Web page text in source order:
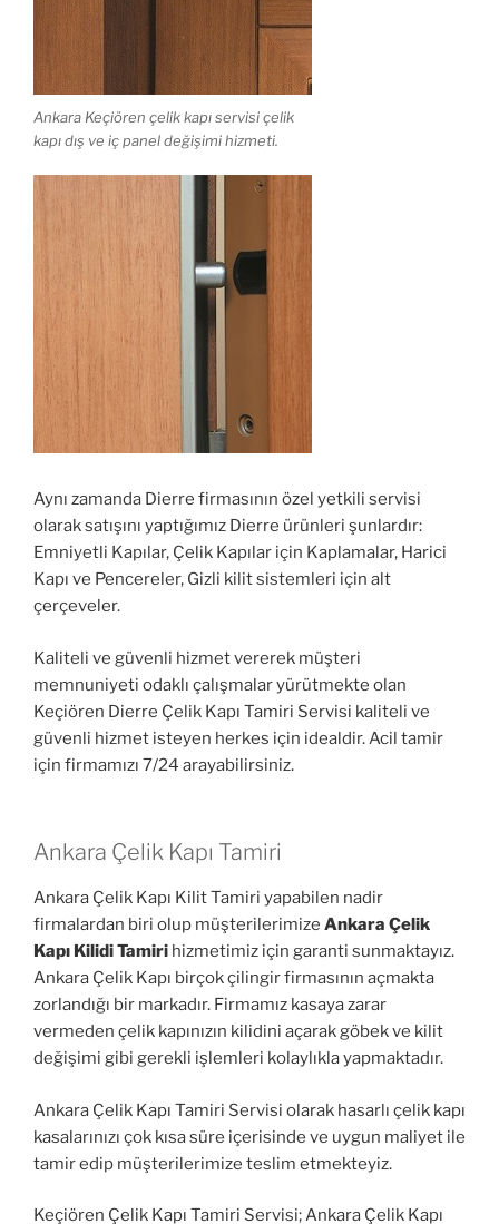
Ankara Keçiören çelik kapı servisi çelik
kapı dış ve iç panel değişimi hizmeti.
Aynı zamanda Dierre firmasının özel yetkili servisi
olarak satışını yaptığımız Dierre ürünleri şunlardır:
Emniyetli Kapılar, Çelik Kapılar için Kaplamalar, Harici
Kapı ve Pencereler, Gizli kilit sistemleri için alt
çerçeveler.
Kaliteli ve güvenli hizmet vererek müşteri
memnuniyeti odaklı çalışmalar yürütmekte olan
Keçiören Dierre Çelik Kapı Tamiri Servisi kaliteli ve
güvenli hizmet isteyen herkes için idealdir. Acil tamir
için firmamızı 7/24 arayabilirsiniz.
Ankara Çelik Kapı Tamiri
Ankara Çelik Kapı Kilit Tamiri yapabilen nadir
firmalardan biri olup müşterilerimize Ankara Çelik
Kapı Kilidi Tamiri hizmetimiz için garanti sunmaktayız.
Ankara Çelik Kapı birçok çilingir firmasının açmakta
zorlandığı bir markadır. Firmamız kasaya zarar
vermeden çelik kapınızın kilidini açarak göbek ve kilit
değişimi gibi gerekli işlemleri kolaylıkla yapmaktadır.
Ankara Çelik Kapı Tamiri Servisi olarak hasarlı çelik kapı
kasalarınızı çok kısa süre içerisinde ve uygun maliyet ile
tamir edip müşterilerimize teslim etmekteyiz.
Keçiören Çelik Kapı Tamiri Servisi; Ankara Çelik Kapı